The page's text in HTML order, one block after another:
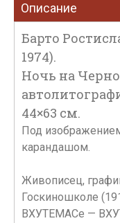
Описание
Барто
1974).
Ночь на
44×63 см.
Под
карандашом.
Живописец,
Госкиношколе
ВХУТЕМАСе —